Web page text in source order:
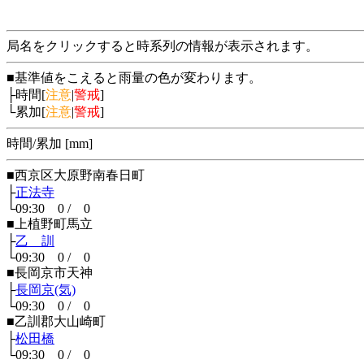
局名をクリックすると時系列の情報が表示されます。
■基準値をこえると雨量の色が変わります。
├時間[注意|警戒]
└累加[注意|警戒]
時間/累加 [mm]
■西京区大原野南春日町
├正法寺
└09:30 0 / 0
■上植野町馬立
├乙 訓
└09:30 0 / 0
■長岡京市天神
├長岡京(気)
└09:30 0 / 0
■乙訓郡大山崎町
├松田橋
└09:30 0 / 0